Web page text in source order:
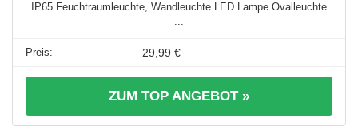
IP65 Feuchtraumleuchte, Wandleuchte LED Lampe Ovalleuchte
...
29,99 €
ZUM TOP ANGEBOT »